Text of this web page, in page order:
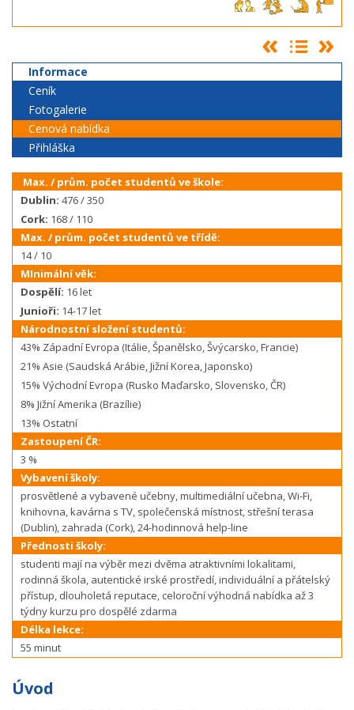
Informace
Ceník
Fotogalerie
Cenová nabídka
Přihláška
Max. / prům. počet studentů ve škole:
Dublin: 476 / 350
Cork: 168 / 110
Max. / prům. počet studentů ve třídě:
14 / 10
MInimální věk:
Dospělí: 16 let
Junioři: 14-17 let
Národnostní složení studentů:
43% Západní Evropa (Itálie, Španělsko, Švýcarsko, Francie)
21% Asie (Saudská Arábie, Jižní Korea, Japonsko)
15% Východní Evropa (Rusko Maďarsko, Slovensko, ČR)
8% Jižní Amerika (Brazílie)
13% Ostatní
Zastoupení ČR:
3 %
Vybavení školy:
prosvětlené a vybavené učebny, multimediální učebna, Wi-Fi,
knihovna, kavárna s TV, společenská místnost, střešní terasa
(Dublin), zahrada (Cork), 24-hodinnová help-line
Přednosti školy:
studenti mají na výběr mezi dvěma atraktivními lokalitami,
rodinná škola, autentické irské prostředí, individuální a přátelský
přístup, dlouholetá reputace, celoroční výhodná nabídka až 3
týdny kurzu pro dospělé zdarma
Délka lekce:
55 minut
Úvod